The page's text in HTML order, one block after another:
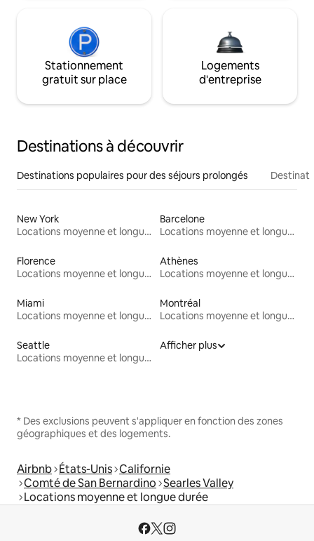
Stationnement
gratuit sur place
Logements
d'entreprise
Destinations à découvrir
Destinations populaires pour des séjours prolongés
New York
Locations moyenne et longue durée
Barcelone
Locations moyenne et longue durée
Florence
Locations moyenne et longue durée
Athènes
Locations moyenne et longue durée
Miami
Locations moyenne et longue durée
Montréal
Locations moyenne et longue durée
Seattle
Locations moyenne et longue durée
Afficher plus
* Des exclusions peuvent s'appliquer en fonction des zones
géographiques et des logements.
Airbnb États-Unis Californie
Comté de San Bernardino Searles Valley
Locations moyenne et longue durée